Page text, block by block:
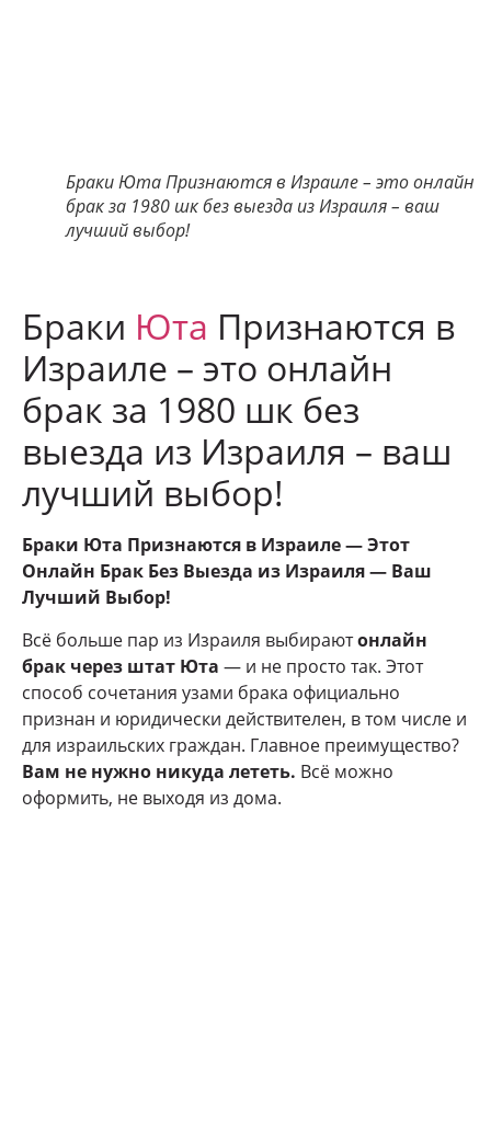
Браки Юта Признаются в Израиле – это онлайн
брак за 1980 шк без выезда из Израиля – ваш
лучший выбор!
Браки Юта Признаются в
Израиле – это онлайн
брак за 1980 шк без
выезда из Израиля – ваш
лучший выбор!
Браки Юта Признаются в Израиле — Этот
Онлайн Брак Без Выезда из Израиля — Ваш
Лучший Выбор!
Всё больше пар из Израиля выбираютонлайн
брак через штат Юта — и не просто так. Этот
способ сочетания узами брака официально
признан и юридически действителен, в том числе и
для израильских граждан. Главное преимущество?
Вам не нужно никуда лететь. Всё можно
оформить, не выходя из дома.